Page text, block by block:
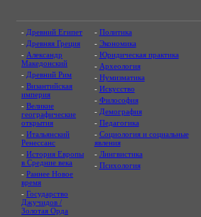
- Древний Египет
- Древняя Греция
- Александр
Македонский
- Древний Рим
- Византийская
империя
- Великие
географические
открытия
- Итальянский
Ренессанс
- История Европы
в Средние века
- Раннее Новое
время
- Государство
Джучидов /
Золотая Орда
- Политика
- Экономика
- Юридическая практика
- Археология
- Нумизматика
- Искусство
- Философия
- Демография
- Педагогика
- Социология и социальные
явления
- Лингвистика
- Психология